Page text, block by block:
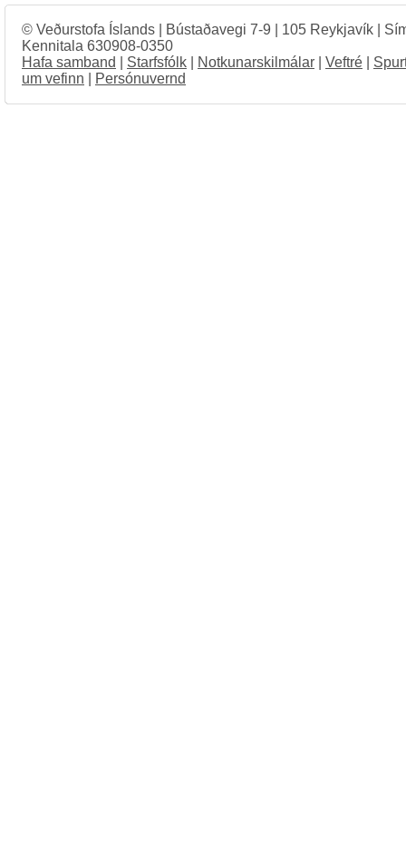
© Veðurstofa Íslands | Bústaðavegi 7-9 | 105 Reykjavík |
Kennitala 630908-0350
Hafa samband
Starfsfólk Notkunarskilmálar Veftré
um vefinn
Persónuvernd